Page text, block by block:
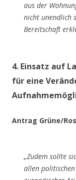
aus der
nicht unendlich
Bereitschaft
4. Einsatz auf
für eine
Antrag Grüne/
„Zudem sollte
allen